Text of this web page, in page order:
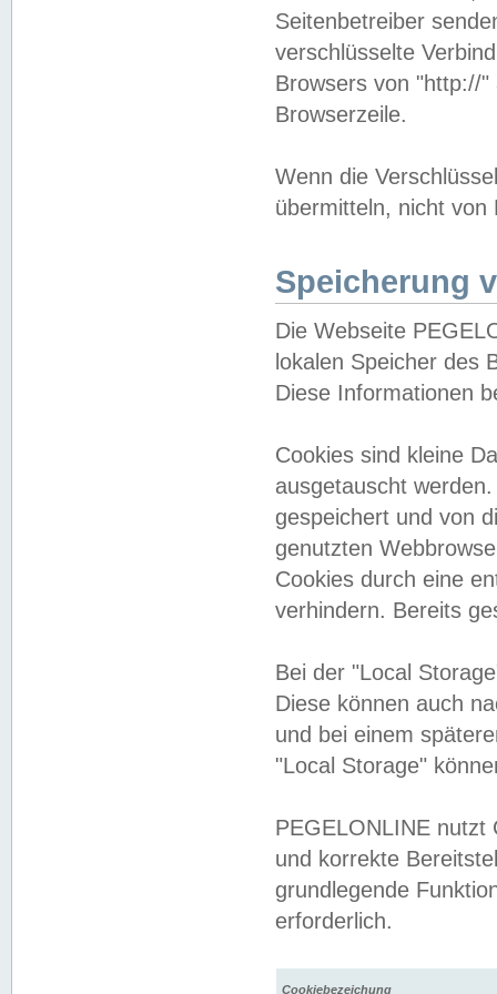
Seitenbetreiber
verschlüsselte
Browsers von "http://
Browserzeile.
Wenn die
übermitteln, nicht von
Speicherung
Die Webseite
lokalen Speicher des
Diese Informationen
Cookies sind kleine
ausgetauscht
gespeichert und von
genutzten
Cookies durch eine
verhindern. Bereits
Bei der "Local
Diese können auch
und bei einem
"Local Storage"
PEGELONLINE nutzt
und korrekte
grundlegende
erforderlich.
Cookiebezeichung